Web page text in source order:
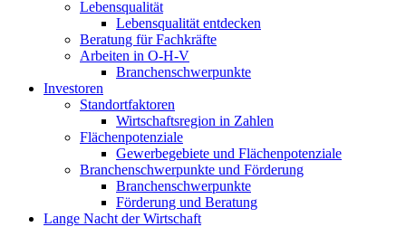
Lebensqualität
Lebensqualität entdecken
Beratung für Fachkräfte
Arbeiten in O-H-V
Branchenschwerpunkte
Investoren
Standortfaktoren
Wirtschaftsregion in Zahlen
Flächenpotenziale
Gewerbegebiete und Flächenpotenziale
Branchenschwerpunkte und Förderung
Branchenschwerpunkte
Förderung und Beratung
Lange Nacht der Wirtschaft